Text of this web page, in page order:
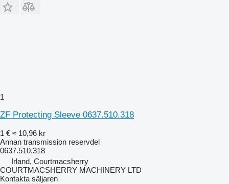
1
ZF Protecting Sleeve 0637.510.318
1 € ≈ 10,96 kr
Annan transmission reservdel
0637.510.318
Irland, Courtmacsherry
COURTMACSHERRY MACHINERY LTD
Kontakta säljaren